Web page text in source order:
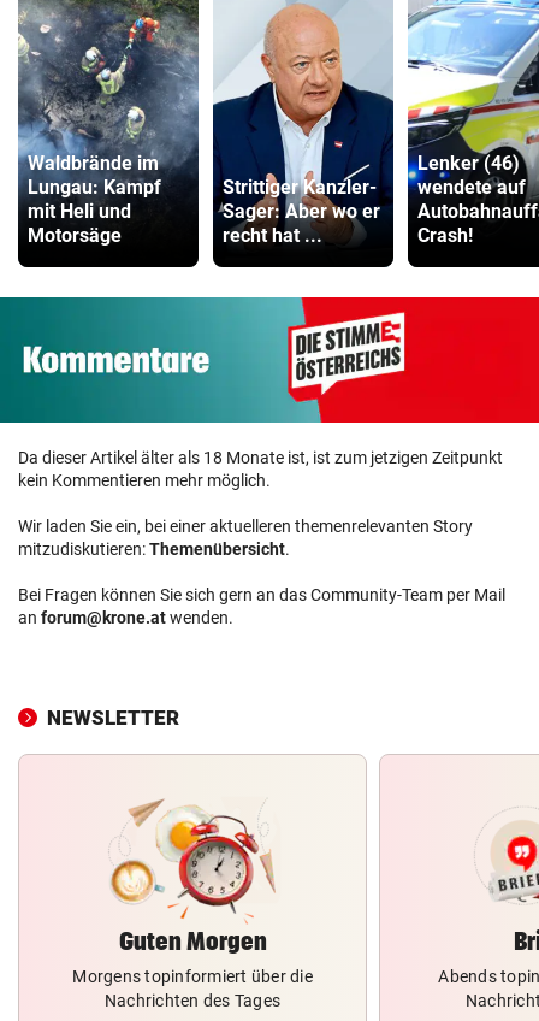
Waldbrände im
Lungau: Kampf
mit Heli und
Motorsäge
Strittiger Kanzler-
Sager: Aber wo er
recht hat ...
Lenker (46)
wendete auf
Crash!
Da dieser Artikel älter als 18 Monate ist, ist zum jetzigen Zeitpunkt
kein Kommentieren mehr möglich.
Wir laden Sie ein, bei einer aktuelleren themenrelevanten Story
mitzudiskutieren:Themenübersicht.
Bei Fragen können Sie sich gern an das Community-Team per Mail
an forum@krone.atwenden.
NEWSLETTER
Guten Morgen
Morgens topinformiert über die
Nachrichten des Tages
Abends